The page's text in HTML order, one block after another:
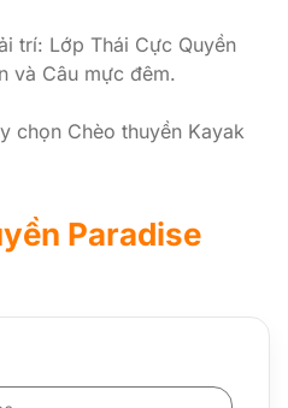
trí: Lớp Thái Cực Quyền
và Câu mực đêm.
chọn Chèo thuyền Kayak
Paradise